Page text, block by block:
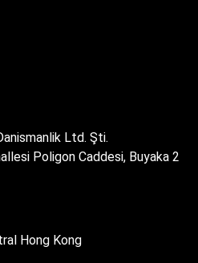
Ltd. Şti.
Poligon Caddesi, Buyaka 2
Hong Kong